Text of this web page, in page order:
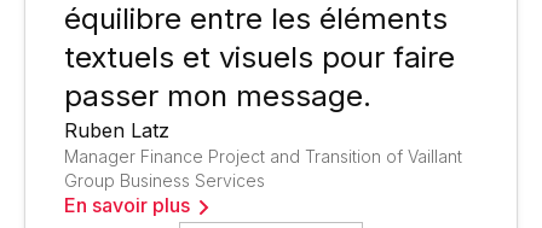
équilibre entre les éléments
textuels et visuels pour faire
passer mon message.
Ruben Latz
Manager Finance Project and Transition of Vaillant
Group Business Services
En savoir plus